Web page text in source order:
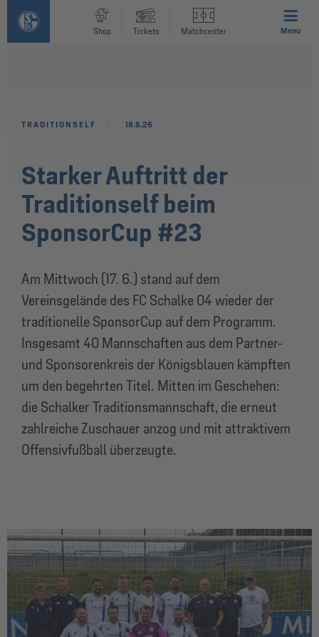
Shop Tickets Matchcenter Menu
Starker Auftritt der
Traditionself beim
SponsorCup #23
Am Mittwoch (17. 6.) stand auf dem
Vereinsgelände des FC Schalke 04 wieder der
traditionelle SponsorCup auf dem Programm.
Insgesamt 40 Mannschaften aus dem Partner-
und Sponsorenkreis der Königsblauen kämpften
um den begehrten Titel. Mitten im Geschehen:
die Schalker Traditionsmannschaft, die erneut
zahlreiche Zuschauer anzog und mit attraktivem
Offensivfußball überzeugte.
TRADITIONSELF 18.6.26